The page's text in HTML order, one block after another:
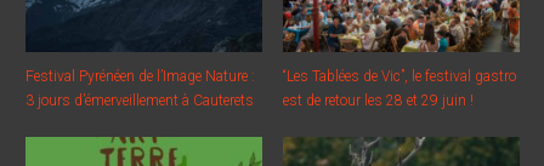
Festival Pyrénéen de l’Image Nature :
3 jours d’émerveillement à Cauterets
“Les Tablées de Vic”, le festival gastro
est de retour les 28 et 29 juin !